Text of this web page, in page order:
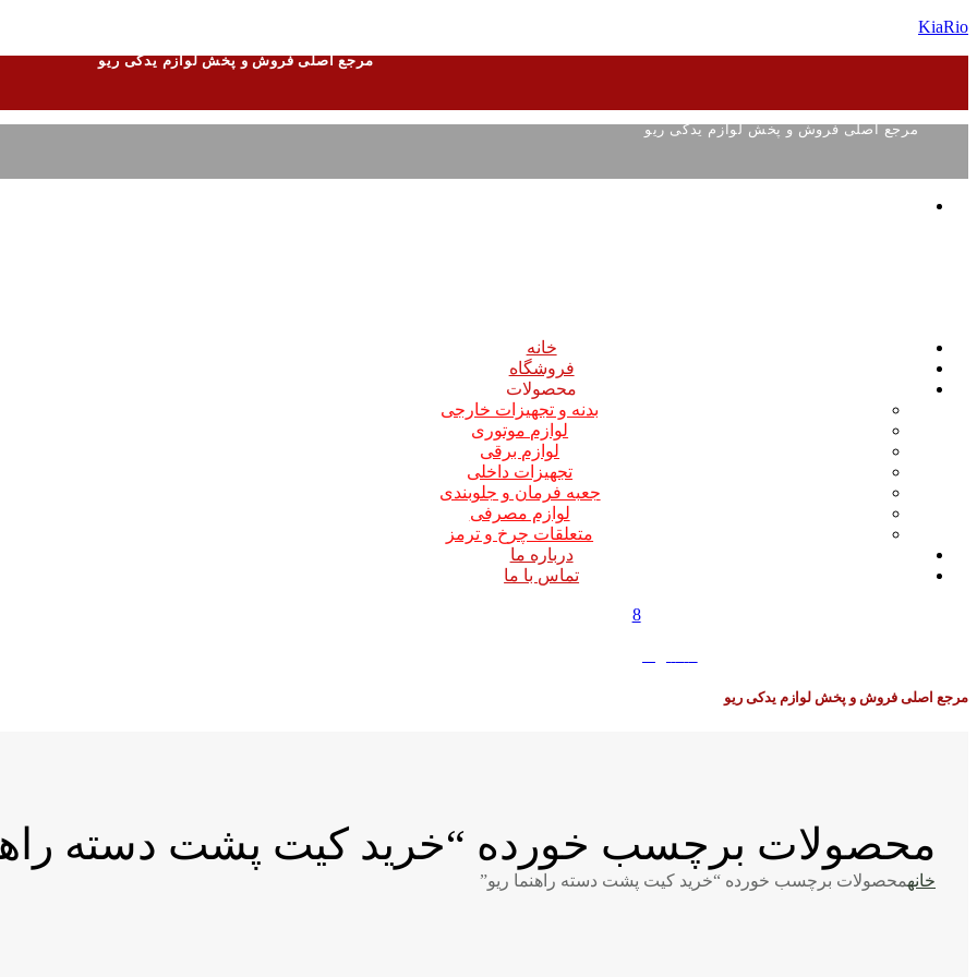
KiaRio
مرجع اصلی فروش و پخش لوازم یدکی ریو
مرجع اصلی فروش و پخش لوازم یدکی ریو
خانه
فروشگاه
محصولات
بدنه و تجهیزات خارجی
لوازم موتوری
لوازم برقی
تجهیزات داخلی
جعبه فرمان و جلوبندی
لوازم مصرفی
متعلقات چرخ و ترمز
درباره ما
تماس با ما
8
مرجع اصلی فروش و پخش لوازم یدکی ریو
محصولات برچسب خورده “خرید کیت پشت دسته
خانهمحصولات برچسب خورده “خرید کیت پشت دسته راهنما ریو”